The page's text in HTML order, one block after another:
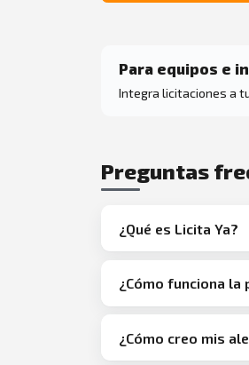
Para equipos e
Integra licitaciones a
Preguntas
¿Qué es Licita Ya?
¿Cómo funciona
¿Cómo creo mis